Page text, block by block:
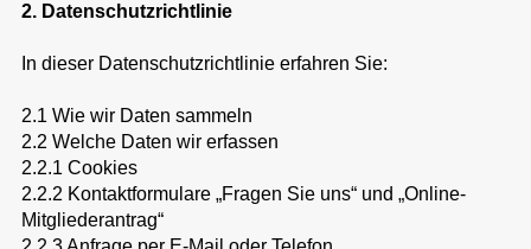
2. Datenschutzrichtlinie
In dieser Datenschutzrichtlinie erfahren Sie:
2.1 Wie wir Daten sammeln
2.2 Welche Daten wir erfassen
2.2.1 Cookies
2.2.2 Kontaktformulare „Fragen Sie uns“ und „Online-
Mitgliederantrag“